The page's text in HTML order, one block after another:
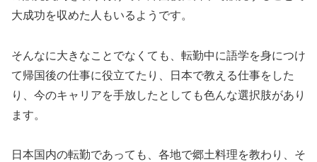
大成功を収めた人もいるようです。
そんなに大きなことでなくても、転勤中に語学を身につけ
て帰国後の仕事に役立てたり、日本で教える仕事をした
り、今のキャリアを手放したとしても色んな選択肢があり
ます。
日本国内の転勤であっても、各地で郷土料理を教わり、そ